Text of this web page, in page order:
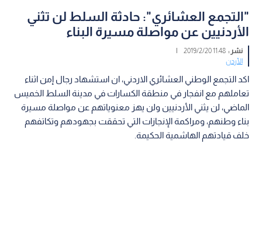
"التجمع العشائري": حادثة السلط لن تثني
الأردنيين عن مواصلة مسيرة البناء
نشر :11:48 2019/2/20
|
الأردن
اكد التجمع الوطني العشائري الاردني، ان استشهاد رجال إمن اثناء
تعاملهم مع انفجار في منطقة الكسارات في مدينة السلط الخميس
الماضي، لن يثني الأردنيين ولن يهز معنوياتهم عن مواصلة مسيرة
بناء وطنهم، ومراكمة الإنجازات التي تحققت بجهودهم وتكاتفهم
خلف قيادتهم الهاشمية الحكيمة.